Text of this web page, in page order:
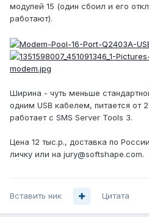
модулей 15 (один сбоил и его
работают).
Ширина - чуть меньше
одним USB кабелем, питается от
работает с SMS Server Tools 3.
Цена 12 тыс.р., доставка по
личку или на jury@softshape.com.
Вставить ник Цитата